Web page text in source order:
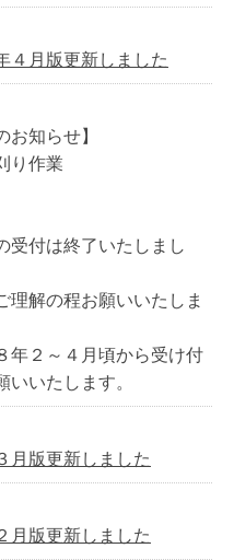
月版更新しました
知らせ】
作業
受付は終了いたしまし
理解の程お願いいたしま
年２～４月頃から受け付
いたします。
月版更新しました
月版更新しました